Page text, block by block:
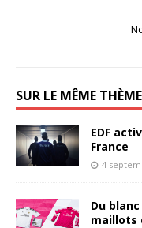
SUR LE MÊME THÈME
EDF
France
4
Du
maillots